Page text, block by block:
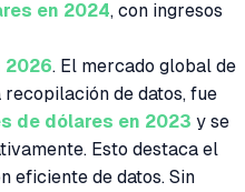
en 2024, con ingresos
2026. El mercado global de
de datos, fue
de dólares en 2023 y se
Esto destaca el
eficiente de datos. Sin